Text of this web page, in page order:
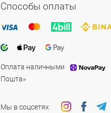
Способы оплаты
Оплата наличными
Пошта»
Мы в соцсетях